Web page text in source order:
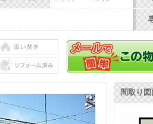
間取り図